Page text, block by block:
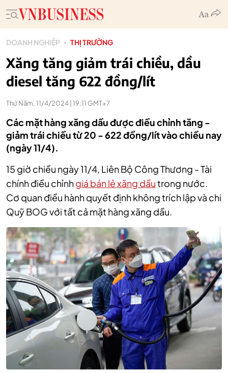
DOANH NGHIỆP THỊ TRƯỜNG
Xăng tăng giảm trái chiều, dầu
diesel tăng 622 đồng/lít
Thứ Năm, 11/4/2024 | 19:11 GMT+7
Các mặt hàng xăng dầu được điều chỉnh tăng -
giảm trái chiều từ 20 - 622 đồng/lít vào chiều nay
(ngày 11/4).
15 giờ chiều ngày 11/4, Liên Bộ Công Thương - Tài
chính điều chỉnhgiá bán lẻ xăng dầutrong nước.
Cơ quan điều hành quyết định không trích lập và chi
Quỹ BOG với tất cả mặt hàng xăng dầu.